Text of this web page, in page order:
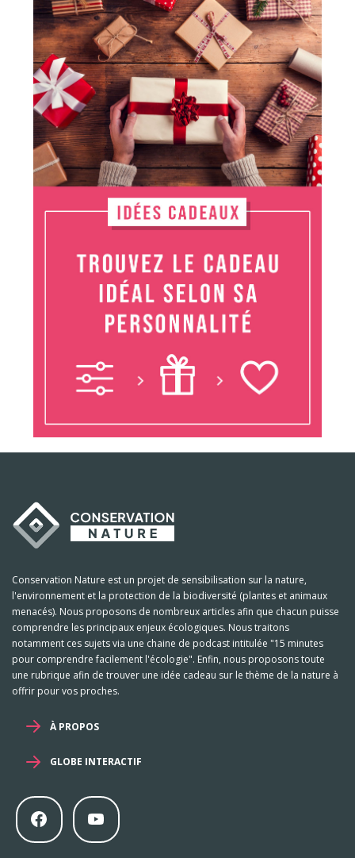
Conservation Nature est un projet de sensibilisation sur la nature,
l'environnement et la protection de la biodiversité (plantes et animaux
menacés). Nous proposons de nombreux articles afin que chacun puisse
comprendre les principaux enjeux écologiques. Nous traitons
notamment ces sujets via une chaine de podcast intitulée "15 minutes
pour comprendre facilement l'écologie". Enfin, nous proposons toute
une rubrique afin de trouver une idée cadeau sur le thème de la nature à
offrir pour vos proches.
À PROPOS
GLOBE INTERACTIF